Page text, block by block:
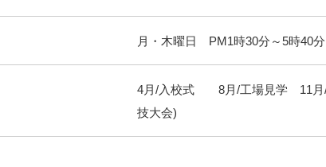
月・木曜日 PM1時30分～5時40分
4月/入校式 8月/工場見学 11
技大会)